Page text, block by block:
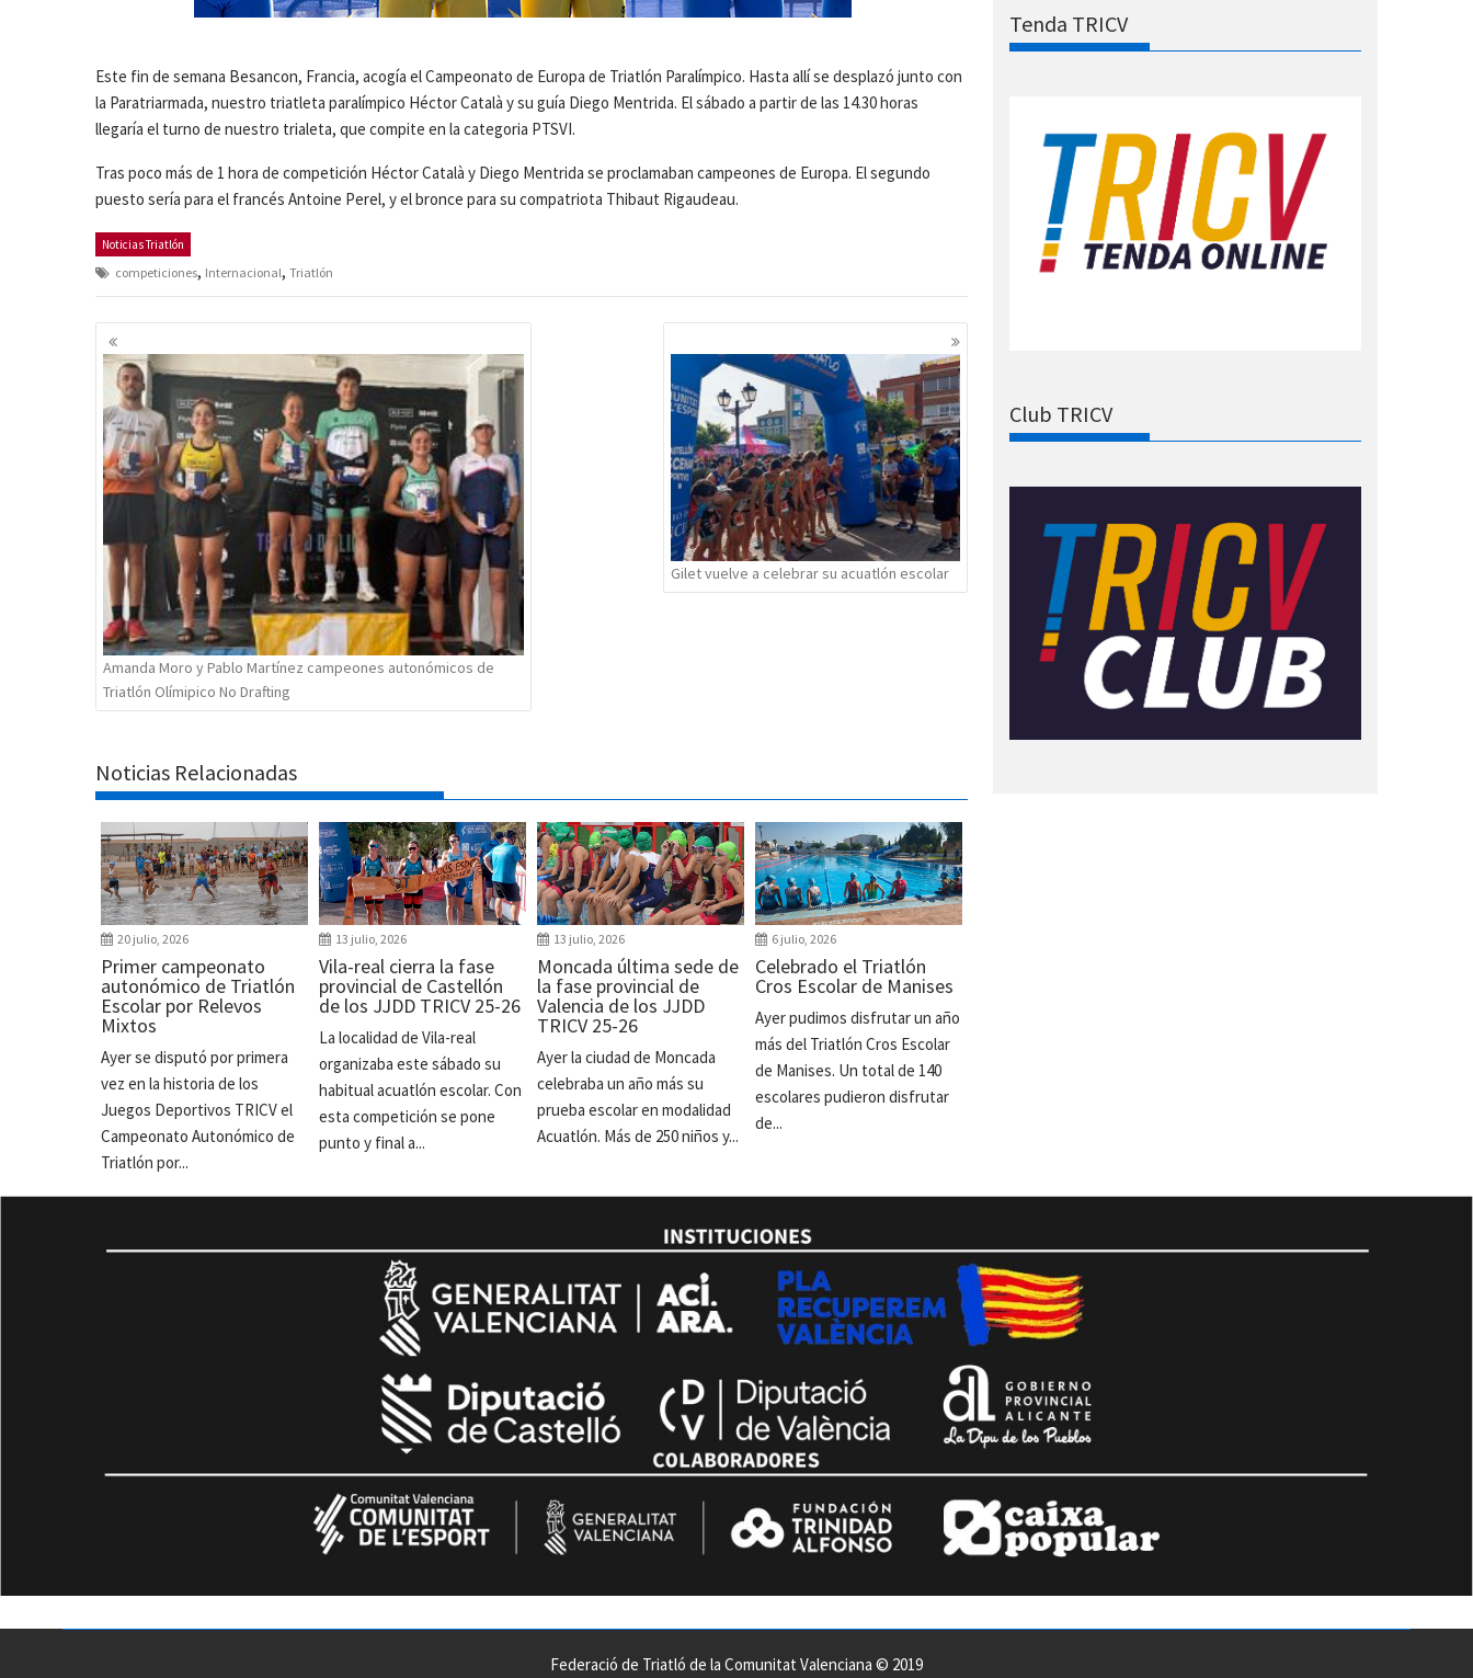
Este fin de semana Besancon, Francia, acogía el Campeonato de Europa de Triatlón Paralímpico. Hasta allí se desplazó junto con
la Paratriarmada, nuestro triatleta paralímpico Héctor Català y su guía Diego Mentrida. El sábado a partir de las 14.30 horas
llegaría el turno de nuestro trialeta, que compite en la categoria PTSVI.
Tras poco más de 1 hora de competición Héctor Català y Diego Mentrida se proclamaban campeones de Europa. El segundo
puesto sería para el francés Antoine Perel, y el bronce para su compatriota Thibaut Rigaudeau.
Noticias Triatlón
competiciones, Internacional, Triatlón
Navegación
de
entradas
Amanda Moro y Pablo Martínez campeones autonómicos de
Triatlón Olímipico No Drafting
Gilet vuelve a celebrar su acuatlón escolar
Noticias Relacionadas
20 julio, 2026
Primer campeonato
autonómico de Triatlón
Escolar por Relevos
Mixtos
Ayer se disputó por primera
vez en la historia de los
Juegos Deportivos TRICV el
Campeonato Autonómico de
Triatlón por...
13 julio, 2026
Vila-real cierra la fase
provincial de Castellón
de los JJDD TRICV 25-26
La localidad de Vila-real
organizaba este sábado su
habitual acuatlón escolar. Con
esta competición se pone
punto y final a...
13 julio, 2026
Moncada última sede de
la fase provincial de
Valencia de los JJDD
TRICV 25-26
Ayer la ciudad de Moncada
celebraba un año más su
prueba escolar en modalidad
Acuatlón. Más de 250 niños y...
6 julio, 2026
Celebrado el Triatlón
Cros Escolar de Manises
Ayer pudimos disfrutar un año
más del Triatlón Cros Escolar
de Manises. Un total de 140
escolares pudieron disfrutar
de...
Tenda TRICV
Club TRICV
Federació de Triatló de la Comunitat Valenciana © 2019